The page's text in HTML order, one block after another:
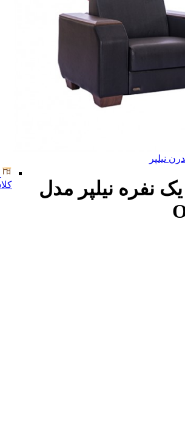
نیلپر
نفره نیلپر مدل